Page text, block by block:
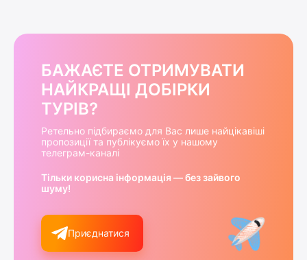
БАЖАЄТЕ ОТРИМУВАТИ
НАЙКРАЩІ ДОБІРКИ
ТУРІВ?
Ретельно підбираємо для Вас лише найцікавіші
пропозиції та публікуємо їх у нашому
телеграм-каналі
Тільки корисна інформація — без зайвого
шуму!
Приєднатися